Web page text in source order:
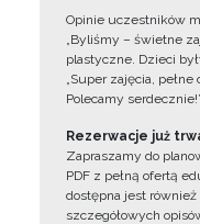
Opinie uczestników
„Byliśmy – świetne
plastyczne. Dzieci
„Super zajęcia,
Polecamy serdecznie!”
Rezerwacje już
Zapraszamy do
PDF z pełną ofertą
dostępna jest
szczegółowych